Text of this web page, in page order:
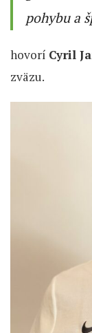
pohybu a
hovorí Cyril
zväzu.